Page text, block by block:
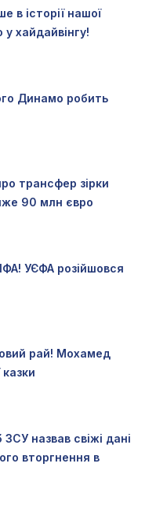
в історії нашої
хайдайвінгу!
Динамо робить
трансфер зірки
90 млн євро
УЄФА розійшовся
рай! Мохамед
назвав свіжі дані
вторгнення в